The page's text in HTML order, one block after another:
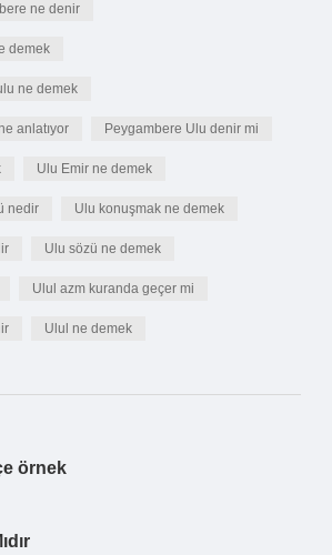
ne denir
demek
ne demek
anlatıyor Peygambere Ulu denir mi
Ulu Emir ne demek
nedir Ulu konuşmak ne demek
Ulu sözü ne demek
Ulul azm kuranda geçer mi
Ulul ne demek
örnek